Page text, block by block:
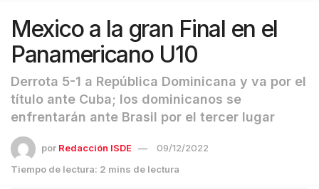
Mexico a la gran Final en el
Panamericano U10
Derrota 5-1 a República Dominicana y va por el
título ante Cuba; los dominicanos se
enfrentarán ante Brasil por el tercer lugar
por Redacción ISDE
09/12/2022
Tiempo de lectura: 2 mins de lectura